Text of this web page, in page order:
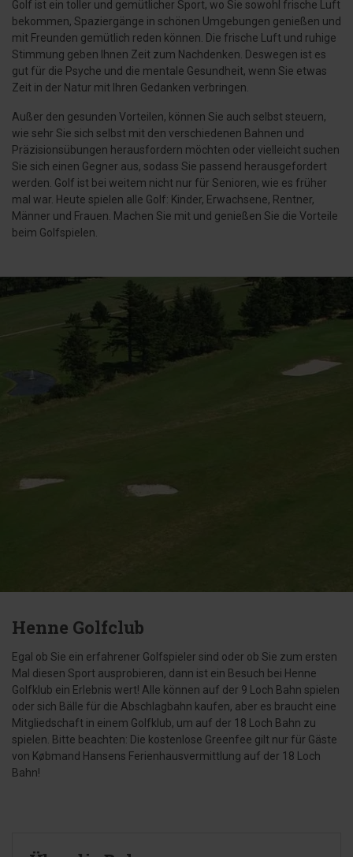
Golf ist ein toller und gemütlicher Sport, wo Sie sowohl frische Luft
bekommen, Spaziergänge in schönen Umgebungen genießen und
mit Freunden gemütlich reden können. Die frische Luft und ruhige
Stimmung geben Ihnen Zeit zum Nachdenken. Deswegen ist es
gut für die Psyche und die mentale Gesundheit, wenn Sie etwas
Zeit in der Natur mit Ihren Gedanken verbringen.
Außer den gesunden Vorteilen, können Sie auch selbst steuern,
wie sehr Sie sich selbst mit den verschiedenen Bahnen und
Präzisionsübungen herausfordern möchten oder vielleicht suchen
Sie sich einen Gegner aus, sodass Sie passend herausgefordert
werden. Golf ist bei weitem nicht nur für Senioren, wie es früher
mal war. Heute spielen alle Golf: Kinder, Erwachsene, Rentner,
Männer und Frauen. Machen Sie mit und genießen Sie die Vorteile
beim Golfspielen.
Henne Golfclub
Egal ob Sie ein erfahrener Golfspieler sind oder ob Sie zum ersten
Mal diesen Sport ausprobieren, dann ist ein Besuch bei Henne
Golfklub ein Erlebnis wert! Alle können auf der 9 Loch Bahn spielen
oder sich Bälle für die Abschlagbahn kaufen, aber es braucht eine
Mitgliedschaft in einem Golfklub, um auf der 18 Loch Bahn zu
spielen. Bitte beachten: Die kostenlose Greenfee gilt nur für Gäste
von Købmand Hansens Ferienhausvermittlung auf der 18 Loch
Bahn!